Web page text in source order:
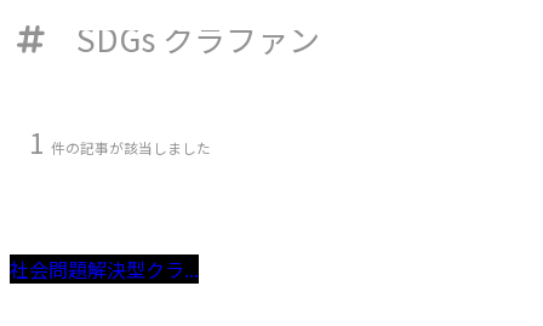
SDGs クラファン
1 件の記事が該当しました
社会問題解決型クラ...